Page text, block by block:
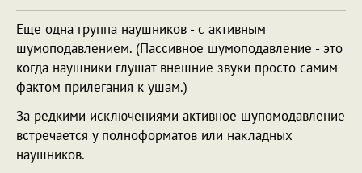
Еще одна группа наушников - с активным
шумоподавлением. (Пассивное шумоподавление - это
когда наушники глушат внешние звуки просто самим
фактом прилегания к ушам.)
За редкими исключениями активное шупомодавление
встречается у полноформатов или накладных
наушников.